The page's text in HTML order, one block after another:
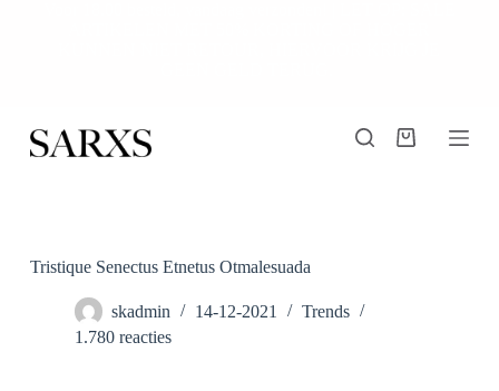
d
u
Winkelwagen
Tristique Senectus Etnetus Otmalesuada
skadmin 14-12-2021
Trends
1.780 reacties